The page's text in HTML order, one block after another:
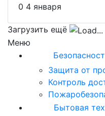
0 4 января
Загрузить ещё
Меню
Защита от
Контроль
Бытовая